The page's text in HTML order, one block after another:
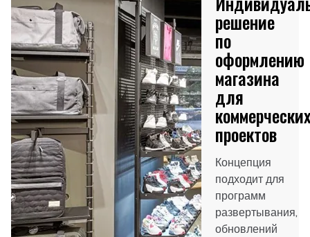
решение
по
оформлению
магазина
для
проектов
Концепция
подходит для
программ
развертывания,
обновлений